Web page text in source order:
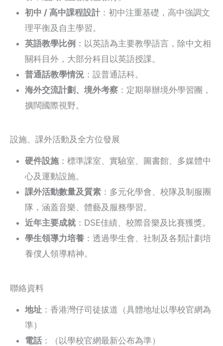
初中 / 高中課程設計 ：初中注重基礎，高中強調文
理平衡及自主學習。
英語教學比例 ：以英語為主要教學語言，除中文相
關科目外，大部分科目以英語授課。
普通話教學情況 ：設普通話科。
海外交流計劃、境外考察 ：定期舉辦境外學習團，
擴闊國際視野。
設施、課外活動及全方位發展
硬件設施：標準課室、實驗室、圖書館、多媒體中
心及運動設施。
課外活動數量及質素 ：多元化學會、校隊及制服團
隊，涵蓋音樂、體藝及服務學習。
近年主要成就 ：DSE佳績、校際音樂及比賽獲獎。
學生領導力培養 ：透過學生會、社制及各類計劃培
養僕人領導精神。
聯絡資料
地址 ：香港灣仔司徒拔道（具體地址以學校官網為
準）
電話 ：（以學校官網最新公布為準）